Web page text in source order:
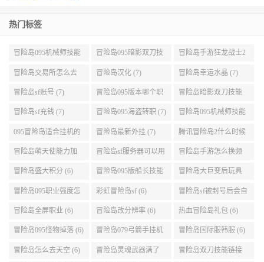
热门标签
冒险岛095机械师技能
展示 (9)
冒险岛095暗影双刀技
能加点 (9)
冒险岛手游狂龙战士2
转 (9)
冒险岛交易所怎么去
(8)
冒险岛汉化 (7) 冒险岛幸运水晶 (7)
冒险岛sf账号 (7) 冒险岛095版本哪个职
业段数高些 (7)
冒险岛暗影双刀技能
加点095版本 (7)
冒险岛sf充钱 (7) 冒险岛095海盗转职 (7) 冒险岛095机械师技能
演示 (7)
095冒险岛适合挂机的
地图 (7)
冒险岛最新外挂 (7) 腾讯冒险岛2什么时候
公测 (7)
冒险岛萌天使能力加
点 (6)
冒险岛sf服务器可以用
自己电脑 (6)
冒险岛手游怎么换频
道 (6)
冒险岛盛大积分 (6) 冒险岛095版船长技能
介绍 (6)
冒险岛大巨变后玩具
城组队任务 (6)
冒险岛095职业强度怎
么选 (6)
彩虹冒险岛sf (6) 冒险岛sf被封号后会自
动关闭电脑 (6)
冒险岛全屏职业 (6) 冒险岛改分辨率 (6) 热血冒险岛礼包 (6)
冒险岛095怪物掉落 (6) 冒险岛079弓箭手挂机
升级的地方 (6)
冒险岛国际服韩服 (6)
冒险岛怎么去天空 (6) 冒险岛灵魂武器满了 冒险岛双刀技能链接